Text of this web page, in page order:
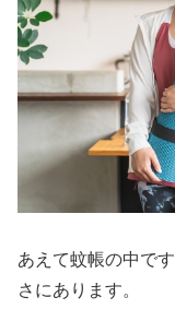
あえて蚊帳の中で
さにあります。